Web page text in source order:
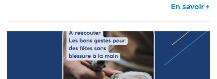
En savoir +